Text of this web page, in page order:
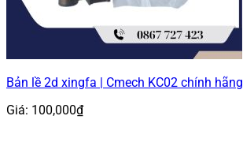
Bản lề 2d xingfa | Cmech KC02 chính hãng
Giá: 100,000₫